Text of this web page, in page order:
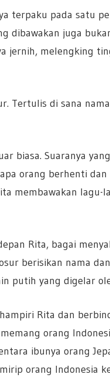
terpaku pada satu
dibawakan juga
jernih, melengking
Tertulis di sana
biasa. Suaranya
orang berhenti dan
membawakan lagu-
Rita, bagai
berisikan nama
putih yang digelar
Rita dan
orang
ibunya orang
orang Indonesia